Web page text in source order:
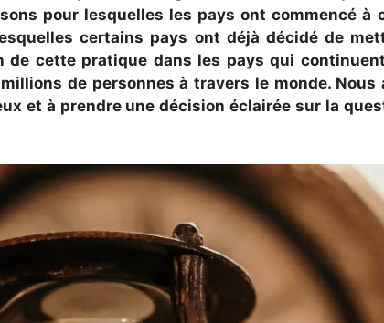
pour lesquelles les pays ont commencé à
certains pays ont déjà décidé de
cette pratique dans les pays qui
de personnes à travers le monde. Nous
et à prendre une décision éclairée sur la